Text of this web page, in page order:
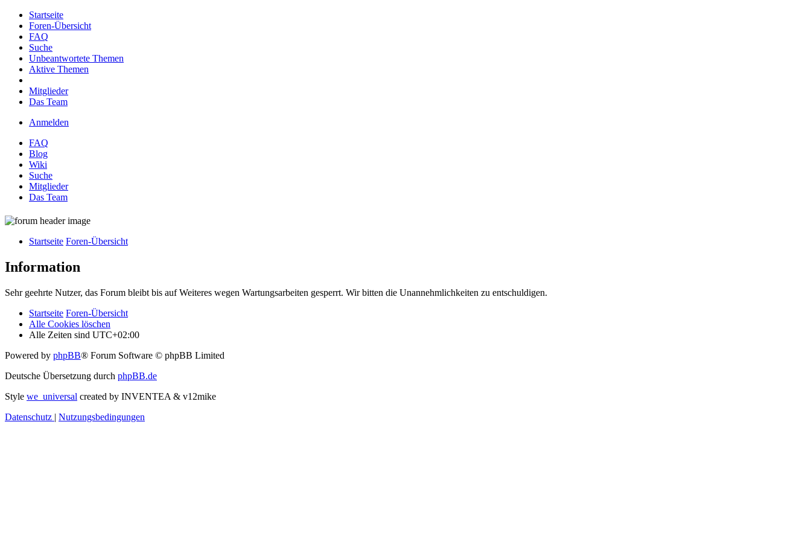
Startseite
Foren-Übersicht
FAQ
Suche
Unbeantwortete Themen
Aktive Themen
Mitglieder
Das Team
Anmelden
FAQ
Blog
Wiki
Suche
Mitglieder
Das Team
Startseite Foren-Übersicht
Information
Sehr geehrte Nutzer, das Forum bleibt bis auf Weiteres wegen Wartungsarbeiten gesperrt. Wir bitten die Unannehmlichkeiten zu entschuldigen.
Startseite Foren-Übersicht
Alle Cookies löschen
Alle Zeiten sind UTC+02:00
Powered by phpBB® Forum Software © phpBB Limited
Deutsche Übersetzung durch phpBB.de
Style we_universal created by INVENTEA & v12mike
Datenschutz | Nutzungsbedingungen